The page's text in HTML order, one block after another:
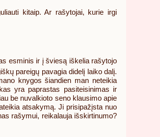
kitaip. Ar rašytojai, kurie irgi
esminis ir į šviesą iškelia rašytojo
pareigų pavagia didelį laiko dalį.
knygos šiandien man neteikia
yra paprastas pasiteisinimas ir
be nuvalkioto seno klausimo apie
atsakymą. Ji prisipažįsta nuo
rašymui, reikalauja išskirtinumo?